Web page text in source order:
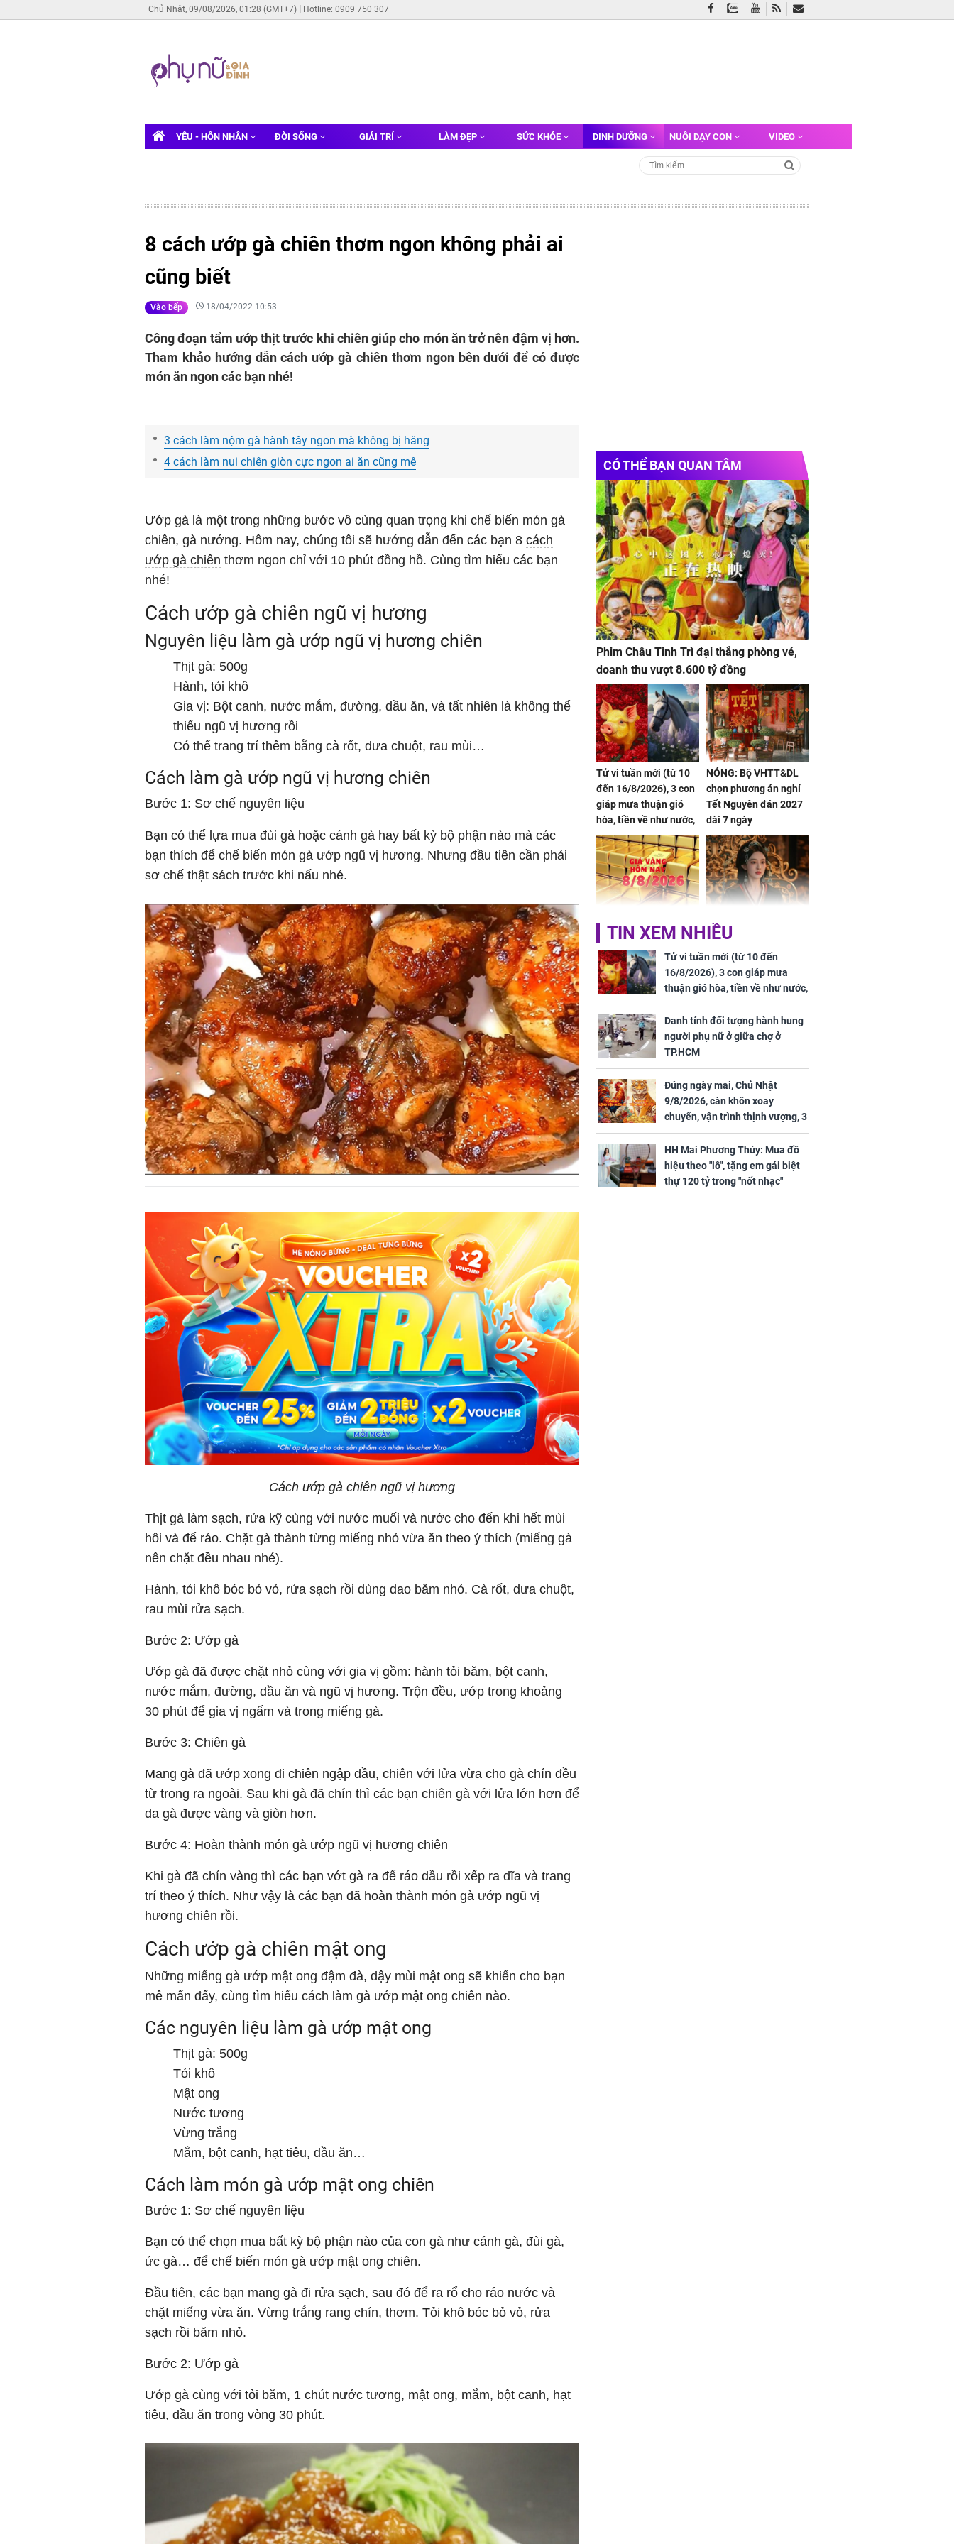
Chủ Nhật, 09/08/2026, 01:28 (GMT+7) Hotline: 0909 750 307
YÊU - HÔN NHÂN ĐỜI SỐNG GIẢI TRÍ LÀM ĐẸP SỨC KHỎE DINH DƯỠNG NUÔI DẠY CON VIDEO
8 cách ướp gà chiên thơm ngon không phải ai
cũng biết
Vào bếp 18/04/2022 10:53
Công đoạn tẩm ướp thịt trước khi chiên giúp cho món ăn trở nên đậm vị hơn.
Tham khảo hướng dẫn cách ướp gà chiên thơm ngon bên dưới để có được
món ăn ngon các bạn nhé!
3 cách làm nộm gà hành tây ngon mà không bị hăng
4 cách làm nui chiên giòn cực ngon ai ăn cũng mê
Ướp gà là một trong những bước vô cùng quan trọng khi chế biến món gà
chiên, gà nướng. Hôm nay, chúng tôi sẽ hướng dẫn đến các bạn 8 cách
ướp gà chiên thơm ngon chỉ với 10 phút đồng hồ. Cùng tìm hiểu các bạn
nhé!
Cách ướp gà chiên ngũ vị hương
Nguyên liệu làm gà ướp ngũ vị hương chiên
Thịt gà: 500g
Hành, tỏi khô
Gia vị: Bột canh, nước mắm, đường, dầu ăn, và tất nhiên là không thể
thiếu ngũ vị hương rồi
Có thể trang trí thêm bằng cà rốt, dưa chuột, rau mùi…
Cách làm gà ướp ngũ vị hương chiên
Bước 1: Sơ chế nguyên liệu
Bạn có thể lựa mua đùi gà hoặc cánh gà hay bất kỳ bộ phận nào mà các
bạn thích để chế biến món gà ướp ngũ vị hương. Nhưng đầu tiên cần phải
sơ chế thật sách trước khi nấu nhé.
Cách ướp gà chiên ngũ vị hương
Thịt gà làm sạch, rửa kỹ cùng với nước muối và nước cho đến khi hết mùi
hôi và để ráo. Chặt gà thành từng miếng nhỏ vừa ăn theo ý thích (miếng gà
nên chặt đều nhau nhé).
Hành, tỏi khô bóc bỏ vỏ, rửa sạch rồi dùng dao băm nhỏ. Cà rốt, dưa chuột,
rau mùi rửa sạch.
Bước 2: Ướp gà
Ướp gà đã được chặt nhỏ cùng với gia vị gồm: hành tỏi băm, bột canh,
nước mắm, đường, dầu ăn và ngũ vị hương. Trộn đều, ướp trong khoảng
30 phút để gia vị ngấm và trong miếng gà.
Bước 3: Chiên gà
Mang gà đã ướp xong đi chiên ngập dầu, chiên với lửa vừa cho gà chín đều
từ trong ra ngoài. Sau khi gà đã chín thì các bạn chiên gà với lửa lớn hơn để
da gà được vàng và giòn hơn.
Bước 4: Hoàn thành món gà ướp ngũ vị hương chiên
Khi gà đã chín vàng thì các bạn vớt gà ra để ráo dầu rồi xếp ra dĩa và trang
trí theo ý thích. Như vậy là các bạn đã hoàn thành món gà ướp ngũ vị
hương chiên rồi.
Cách ướp gà chiên mật ong
Những miếng gà ướp mật ong đậm đà, dậy mùi mật ong sẽ khiến cho bạn
mê mẩn đấy, cùng tìm hiểu cách làm gà ướp mật ong chiên nào.
Các nguyên liệu làm gà ướp mật ong
Thịt gà: 500g
Tỏi khô
Mật ong
Nước tương
Vừng trắng
Mắm, bột canh, hạt tiêu, dầu ăn…
Cách làm món gà ướp mật ong chiên
Bước 1: Sơ chế nguyên liệu
Bạn có thể chọn mua bất kỳ bộ phận nào của con gà như cánh gà, đùi gà,
ức gà… để chế biến món gà ướp mật ong chiên.
Đầu tiên, các bạn mang gà đi rửa sạch, sau đó để ra rổ cho ráo nước và
chặt miếng vừa ăn. Vừng trắng rang chín, thơm. Tỏi khô bóc bỏ vỏ, rửa
sạch rồi băm nhỏ.
Bước 2: Ướp gà
Ướp gà cùng với tỏi băm, 1 chút nước tương, mật ong, mắm, bột canh, hạt
tiêu, dầu ăn trong vòng 30 phút.
CÓ THỂ BẠN QUAN TÂM
Phim Châu Tinh Trì đại thắng phòng vé,
doanh thu vượt 8.600 tỷ đồng
Tử vi tuần mới (từ 10
đến 16/8/2026), 3 con
giáp mưa thuận gió
hòa, tiền về như nước,
bạc vàng dư dả, Phú
Quý Vinh Hoa, vận
trình khai sáng
NÓNG: Bộ VHTT&DL
chọn phương án nghỉ
Tết Nguyên đán 2027
dài 7 ngày
Giá vàng hôm nay,
ngày 8/8/2026: Tăng
vọt lên 144 triệu
đồng/lượng
'Bách Hoa Sát' vừa kết
thúc, Mạnh Tử Nghĩa
đã vướng tranh luận
Trong 4 ngày cuối
tháng 6 âm lịch, 3 con
giáp vượng phát Tài
Lộc, Phú Quý trăm bề,
đổi mệnh Phượng
Hoàng, ôm trọn cơ
ngơi đồ sộ
TIN XEM NHIỀU
Tử vi tuần mới (từ 10 đến
16/8/2026), 3 con giáp mưa
thuận gió hòa, tiền về như nước,
bạc vàng dư dả, Phú Quý Vinh
Hoa, vận trình khai sáng
Danh tính đối tượng hành hung
người phụ nữ ở giữa chợ ở
TP.HCM
Đúng ngày mai, Chủ Nhật
9/8/2026, càn khôn xoay
chuyển, vận trình thịnh vượng, 3
con giáp nhận phúc khí nhà trời,
tình tiền đỏ như son, vận may
hanh thông
HH Mai Phương Thúy: Mua đồ
hiệu theo "lô", tặng em gái biệt
thự 120 tỷ trong "nốt nhạc"